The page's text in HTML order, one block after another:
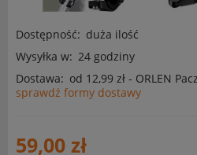
Dostępność: duża ilość
Wysyłka w: 24 godziny
Dostawa: od 12,99 zł - ORLEN
Cena nie zawiera ewentualnych
sprawdź formy dostawy
59,00 zł